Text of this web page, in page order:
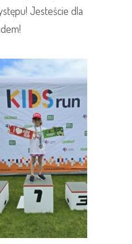
Jesteście dla